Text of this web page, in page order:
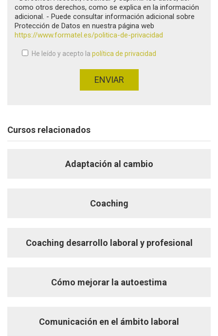
como otros derechos, como se explica en la información
adicional. - Puede consultar información adicional sobre
Protección de Datos en nuestra página web
https://www.formatel.es/politica-de-privacidad
He leído y acepto la política de privacidad
Aceptación de condiciones*
ENVIAR
Cursos relacionados
Adaptación al cambio
Coaching
Coaching desarrollo laboral y profesional
Cómo mejorar la autoestima
Comunicación en el ámbito laboral